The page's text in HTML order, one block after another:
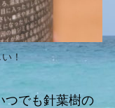
！
つでも針葉樹の